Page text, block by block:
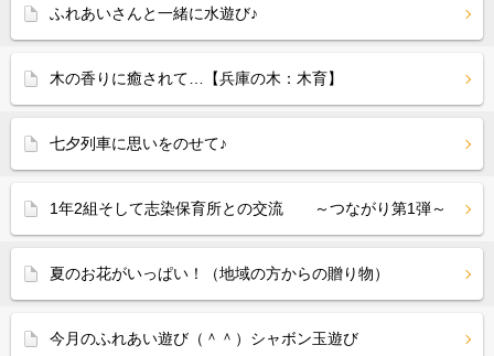
ふれあいさんと一緒に水遊び♪
木の香りに癒されて…【兵庫の木：木育】
七夕列車に思いをのせて♪
1年2組そして志染保育所との交流 ～つながり第1弾～
夏のお花がいっぱい！（地域の方からの贈り物）
今月のふれあい遊び（＾＾）シャボン玉遊び